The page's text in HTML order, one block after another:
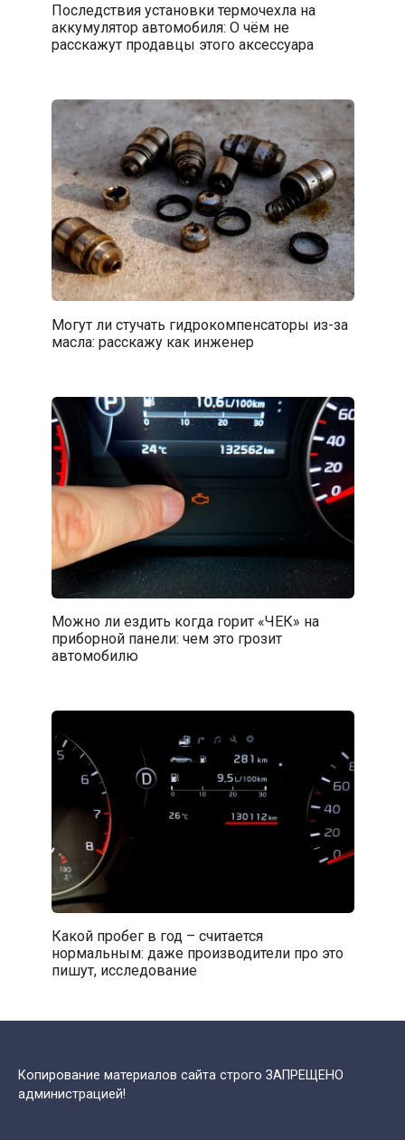
Последствия установки термочехла на
аккумулятор автомобиля: О чём не
расскажут продавцы этого аксессуара
Могут ли стучать гидрокомпенсаторы из-за
масла: расскажу как инженер
Можно ли ездить когда горит «ЧЕК» на
приборной панели: чем это грозит
автомобилю
Какой пробег в год – считается
нормальным: даже производители про это
пишут, исследование
Копирование материалов сайта строго ЗАПРЕЩЕНО
администрацией!